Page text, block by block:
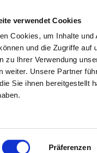
verwendet Cookies
Cookies, um Inhalte
und die Zugriffe
zu Ihrer Verwendung
weiter. Unsere Partner
Sie ihnen bereitgestellt
Präferenzen